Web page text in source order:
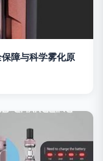
障与科学雾化原